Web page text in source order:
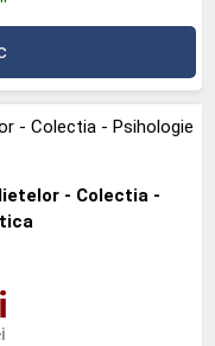
- Colectia -